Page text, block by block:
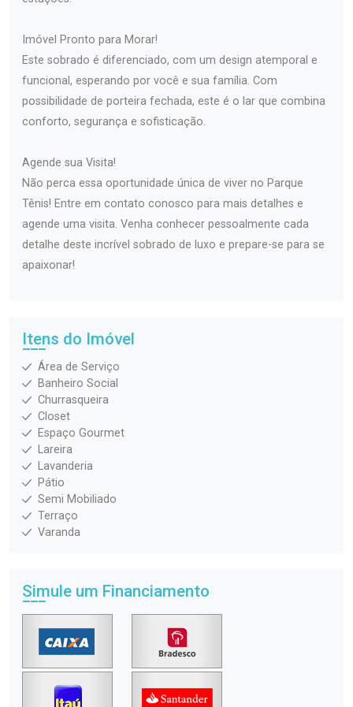
Imóvel Pronto para Morar!
Este sobrado é diferenciado, com um design atemporal e
funcional, esperando por você e sua família. Com
possibilidade de porteira fechada, este é o lar que combina
conforto, segurança e sofisticação.
Agende sua Visita!
Não perca essa oportunidade única de viver no Parque
Tênis! Entre em contato conosco para mais detalhes e
agende uma visita. Venha conhecer pessoalmente cada
detalhe deste incrível sobrado de luxo e prepare-se para se
apaixonar!
Itens do Imóvel
Área de Serviço
Banheiro Social
Churrasqueira
Closet
Espaço Gourmet
Lareira
Lavanderia
Pátio
Semi Mobiliado
Terraço
Varanda
Simule um Financiamento